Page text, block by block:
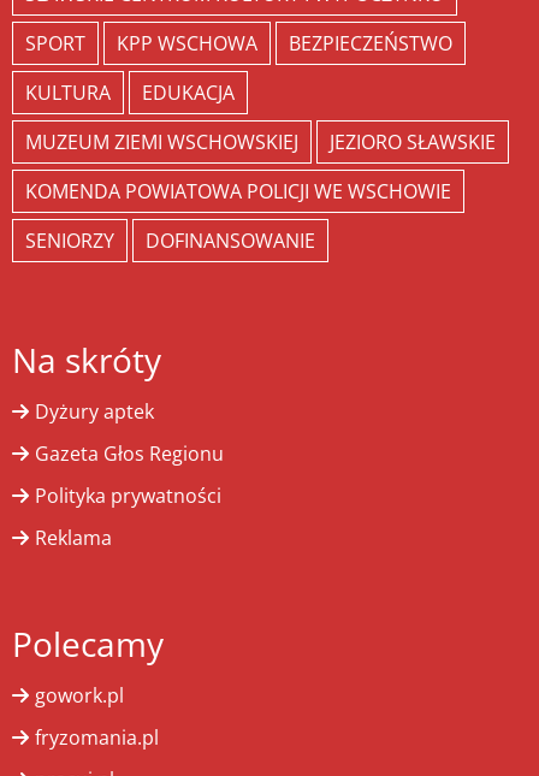
SPORT
KPP WSCHOWA
BEZPIECZEŃSTWO
KULTURA
EDUKACJA
MUZEUM ZIEMI WSCHOWSKIEJ
JEZIORO SŁAWSKIE
KOMENDA POWIATOWA POLICJI WE WSCHOWIE
SENIORZY
DOFINANSOWANIE
Na skróty
Dyżury aptek
Gazeta Głos Regionu
Polityka prywatności
Reklama
Polecamy
gowork.pl
fryzomania.pl